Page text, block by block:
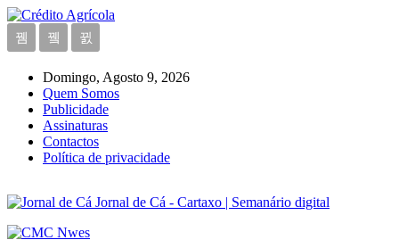
Domingo, Agosto 9, 2026
Quem Somos
Publicidade
Assinaturas
Contactos
Política de privacidade
Jornal de Cá - Cartaxo | Semanário digital